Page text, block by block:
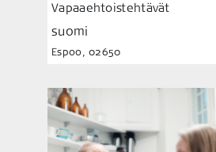
Vapaaehtoistehtävät
suomi
Espoo, 02650